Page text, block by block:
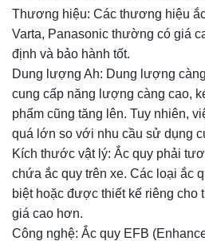
Thương hiệu: Các thương hiệu
Varta, Panasonic thường có giá
định và bảo hành tốt.
Dung lượng Ah: Dung lượng
cung cấp năng lượng càng cao,
phẩm cũng tăng lên. Tuy nhiên,
quá lớn so với nhu cầu sử dụng
Kích thước vật lý: Ắc quy phải
chứa ắc quy trên xe. Các loại ắc
biệt hoặc được thiết kế riêng cho
giá cao hơn.
Công nghệ: Ắc quy EFB